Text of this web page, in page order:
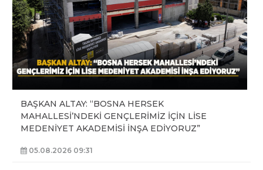
BAŞKAN ALTAY: “BOSNA HERSEK
MAHALLESİ’NDEKİ GENÇLERİMİZ İÇİN LİSE
MEDENİYET AKADEMİSİ İNŞA EDİYORUZ”
05.08.2026 09:31